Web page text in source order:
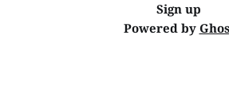
Sign up
Powered by